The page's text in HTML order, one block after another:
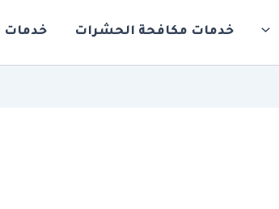
خدمات مكافحة الحشرات خدمات